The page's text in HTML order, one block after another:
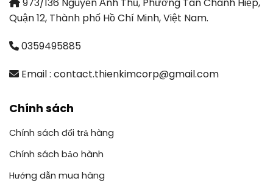
973/136 Nguyễn Ảnh Thủ, Phường Tân Chánh Hiệp,
Quận 12, Thành phố Hồ Chí Minh, Việt Nam.
0359495885
Email : contact.thienkimcorp@gmail.com
Chính sách
Chính sách đổi trả hàng
Chính sách bảo hành
Hướng dẫn mua hàng